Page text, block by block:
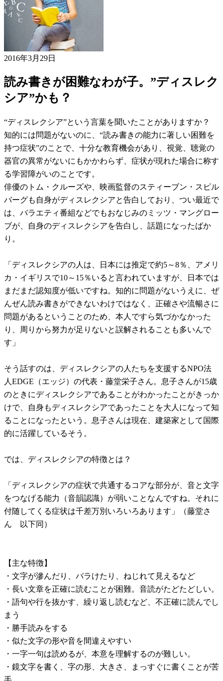
2016年3月29日
読み書きが困難なわが子。”ディスレク
シア”かも？
“ディスレクシア”という言葉を聞いたことがありますか？
知的には問題がないのに、“読み書きの能力に著しい困難を
持つ症状”のことで、十分な教育機会があり、視覚、聴覚の
器官の異常がないにもかかわらず、症状が現れた場合に称す
る学習障がいのことです。
俳優のトム・クルーズや、映画監督のスティーブン・スピル
バーグも自身がディスレクシアと告白しており、つい最近で
は、バラエティ番組などでもおなじみのミッツ・マングロー
ブが、自身のディスレクシアを告白し、話題になったばか
り。
「ディスレクシアの人は、日本には推定で約5～8％、アメリ
カ・イギリスで10～15％いると言われていますが、日本では
まだまだ認知度が低いですね。知的に問題がないうえに、ぜ
んぜん読み書きができないわけではなく、正確さや流暢さに
問題があるということのため、本人ですら気づかなかった
り、周りから努力が足りないと誤解されることも多いんで
す」
そう話すのは、ディスレクシアの人たちを支援するNPO法
人EDGE（エッジ）の代表・藤堂栄子さん。息子さんが15歳
のときにディスレクシアであることがわかったことがきっか
けで、自身もディスレクシアであったことを大人になって知
ることになったという。息子さんは現在、建築家として国際
的に活躍しているそう。
では、ディスレクシアの特徴とは？
「ディスレクシアの症状で共通するコアな部分が、音と文字
をつなげる能力（音韻認識）が弱いことなんですね。それに
付随してくる症状は千差万別いろいろあります」（藤堂さ
ん 以下同）
【主な特徴】
・文字が滲んだり、バラけたり、ねじれて見えるなど
・長い文章を正確に読むことが困難。音読がたどたどしい。
・語句や行を抜かす、繰り返し読むなど、不正確に読んでし
まう
・勝手読みをする
・似た文字の形や音を間違えやすい
・一字一句は読めるが、本意を理解するのが難しい。
・鏡文字を書く、字の形、大きさ、まっすぐに書くことが苦